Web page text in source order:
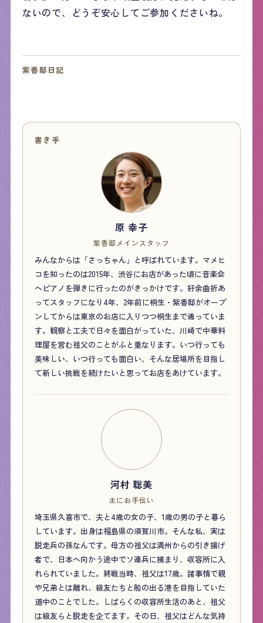
ないので、どうぞ安心してご参加くださいね。
紫香邸日記
書き手
原 幸子
紫香邸メインスタッフ
みんなからは「さっちゃん」と呼ばれています。マメヒ
コを知ったのは2015年、渋谷にお店があった頃に音楽会
へピアノを弾きに行ったのがきっかけです。紆余曲折あ
ってスタッフになり4年、2年前に桐生・紫香邸がオープ
ンしてからは東京のお店に入りつつ桐生まで通っていま
す。観察と工夫で日々を面白がっていた、川崎で中華料
理屋を営む祖父のことがふと重なります。いつ行っても
美味しい、いつ行っても面白い、そんな居場所を目指し
て新しい挑戦を続けたいと思ってお店をあけています。
河村 聡美
主にお手伝い
埼玉県久喜市で、夫と4歳の女の子、1歳の男の子と暮ら
しています。出身は福島県の須賀川市。そんな私、実は
脱走兵の孫なんです。母方の祖父は満州からの引き揚げ
者で、日本へ向かう途中でソ連兵に捕まり、収容所に入
れられていました。終戦当時、祖父は17歳。諸事情で親
や兄弟とは離れ、級友たちと船の出る港を目指していた
道中のことでした。しばらくの収容所生活のあと、祖父
は級友らと脱走を企てます。その日、祖父はどんな気持